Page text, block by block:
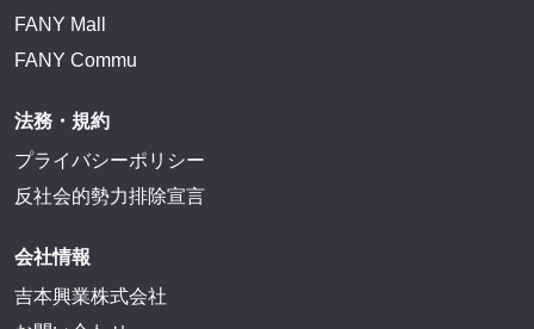
FANY Mall
FANY Commu
法務・規約
プライバシーポリシー
反社会的勢力排除宣言
会社情報
吉本興業株式会社